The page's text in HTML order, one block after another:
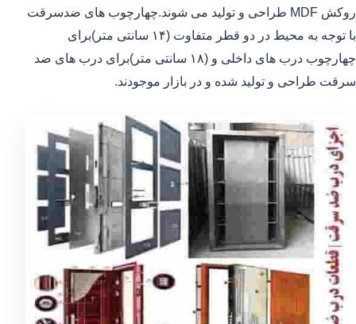
روکش MDF طراحی و تولید می شوند.چهارچوب های ضدسرقت
با توجه به محیط در دو قطر متفاوت (۱۴ سانتی متر)برای
چهارچوب درب های داخلی و (۱۸ سانتی متر)برای درب های ضد
سرقت طراحی و تولید شده و در بازار موجودند.